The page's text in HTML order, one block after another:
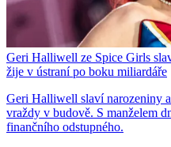
Geri Halliwell ze Spice Girls
žije v ústraní po boku miliardáře
Geri Halliwell slaví narozeniny
vraždy v budově. S manželem
finančního odstupného.